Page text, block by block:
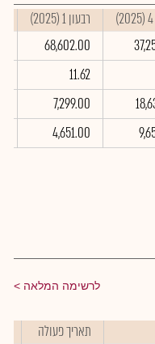
רבעון 1 (2025)
68,602.00
11.62
7,299.00
4,651.00
לרשימה המלאה
תאריך פעולה